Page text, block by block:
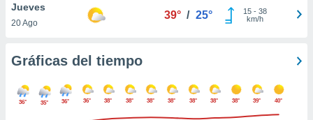
de
posible
en
a lo que
Para
Jueves
20 Ago
39° / 25° 15- 38
km/h
Gráficas del tiempo
36° 35° 36° 36° 38° 38° 38° 38° 38° 38° 38° 39° 40°